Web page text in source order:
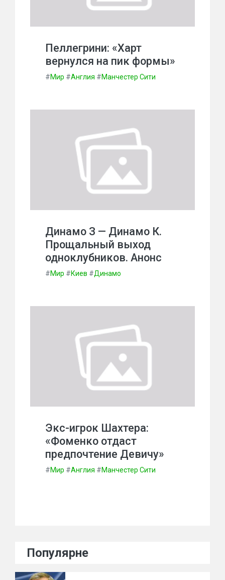
Пеллегрини: «Харт
вернулся на пик формы»
#Мир #Англия #Манчестер Сити
Динамо З — Динамо К.
Прощальный выход
одноклубников. Анонс
#Мир #Киев #Динамо
Экс-игрок Шахтера:
«Фоменко отдаст
предпочтение Девичу»
#Мир #Англия #Манчестер Сити
Популярне